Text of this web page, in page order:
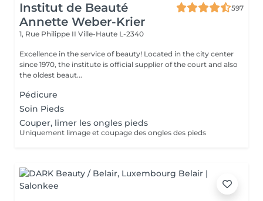
Institut de Beauté
Annette Weber-Krier
597
1, Rue Philippe II Ville-Haute L-2340
Excellence in the service of beauty! Located in the city center
since 1970, the institute is official supplier of the court and also
the oldest beaut...
Pédicure
Soin Pieds
Couper, limer les ongles pieds
Uniquement limage et coupage des ongles des pieds